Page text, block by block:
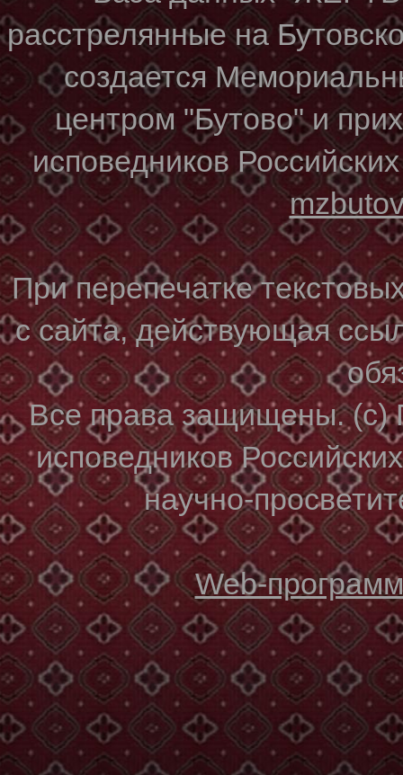
расстрелянные на
создается
центром "Бутово" и
исповедников
При перепечатке
с сайта, действующая
Все права защищены. (с)
исповедников
научно-
Web-